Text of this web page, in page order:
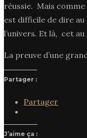
réussie. Mais comme
est difficile de dire
l’univers. Et là, cet
La preuve d’une
Partager :
Partager
J’aime ça :